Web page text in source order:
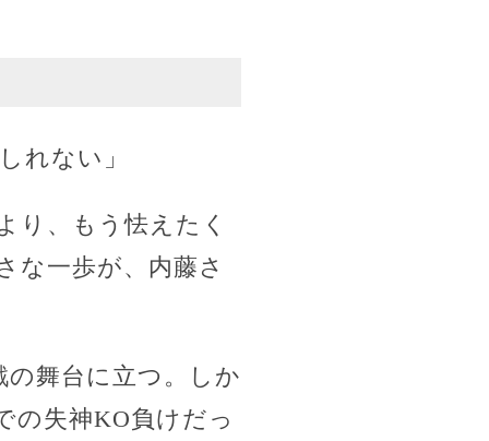
れない」
り、もう怯えたく
な一歩が、内藤さ
舞台に立つ。しか
の失神KO負けだっ